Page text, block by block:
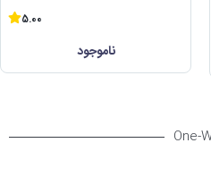
5.00
ناموجود
One-